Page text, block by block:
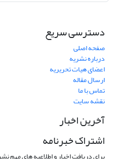
دسترسی سریع
صفحه اصلی
درباره نشریه
اعضای هیات تحریریه
ارسال مقاله
تماس با ما
نقشه سایت
آخرین اخبار
اشتراک خبرنامه